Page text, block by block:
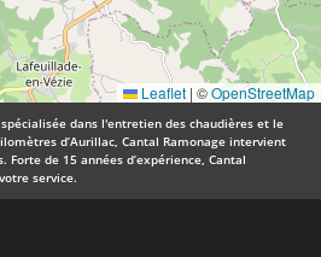
Leaflet | ©OpenStreetMap
dans l'entretien des chaudières et le
d’Aurillac, Cantal Ramonage intervient
de 15 années d’expérience, Cantal
service.